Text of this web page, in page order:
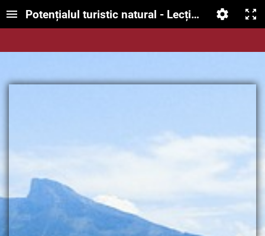
Potențialul turistic natural - Lecție interactivă